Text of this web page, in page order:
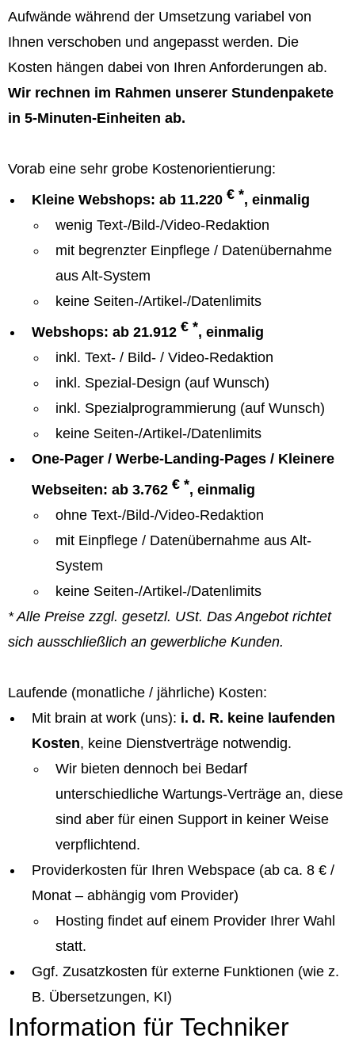
Aufwände während der Umsetzung variabel von
Ihnen verschoben und angepasst werden. Die
Kosten hängen dabei von Ihren Anforderungen ab.
Wir rechnen im Rahmen unserer Stundenpakete
in 5-Minuten-Einheiten ab.
Vorab eine sehr grobe Kostenorientierung:
Kleine Webshops: ab 11.220 € *, einmalig
wenig Text-/Bild-/Video-Redaktion
mit begrenzter Einpflege / Datenübernahme
aus Alt-System
keine Seiten-/Artikel-/Datenlimits
Webshops: ab 21.912 € *, einmalig
inkl. Text- / Bild- / Video-Redaktion
inkl. Spezial-Design (auf Wunsch)
inkl. Spezialprogrammierung (auf Wunsch)
keine Seiten-/Artikel-/Datenlimits
One-Pager / Werbe-Landing-Pages / Kleinere
Webseiten: ab 3.762 € *, einmalig
ohne Text-/Bild-/Video-Redaktion
mit Einpflege / Datenübernahme aus Alt-
System
keine Seiten-/Artikel-/Datenlimits
* Alle Preise zzgl. gesetzl. USt. Das Angebot richtet
sich ausschließlich an gewerbliche Kunden.
Laufende (monatliche / jährliche) Kosten:
Mit brain at work (uns): i. d. R. keine laufenden
Kosten, keine Dienstverträge notwendig.
Wir bieten dennoch bei Bedarf
unterschiedliche Wartungs-Verträge an, diese
sind aber für einen Support in keiner Weise
verpflichtend.
Providerkosten für Ihren Webspace (ab ca. 8 € /
Monat – abhängig vom Provider)
Hosting findet auf einem Provider Ihrer Wahl
statt.
Ggf. Zusatzkosten für externe Funktionen (wie z.
B. Übersetzungen, KI)
Information für Techniker